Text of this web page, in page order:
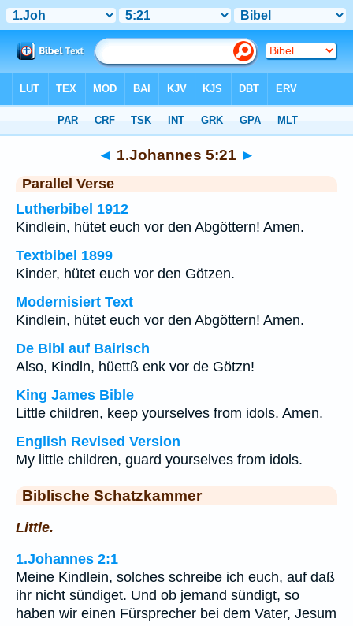
◄ 1.Johannes 5:21 ►
Parallel Verse
Lutherbibel 1912
Kindlein, hütet euch vor den Abgöttern! Amen.
Textbibel 1899
Kinder, hütet euch vor den Götzen.
Modernisiert Text
Kindlein, hütet euch vor den Abgöttern! Amen.
De Bibl auf Bairisch
Also, Kindln, hüettß enk vor de Götzn!
King James Bible
Little children, keep yourselves from idols. Amen.
English Revised Version
My little children, guard yourselves from idols.
Biblische Schatzkammer
Little.
1.Johannes 2:1
Meine Kindlein, solches schreibe ich euch, auf daß
ihr nicht sündiget. Und ob jemand sündigt, so
haben wir einen Fürsprecher bei dem Vater, Jesum